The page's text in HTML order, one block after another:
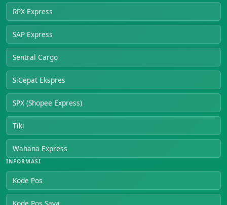
RPX Express
SAP Express
Sentral Cargo
SiCepat Ekspres
SPX (Shopee Express)
Tiki
Wahana Express
INFORMASI
Kode Pos
Kode Pos Saya